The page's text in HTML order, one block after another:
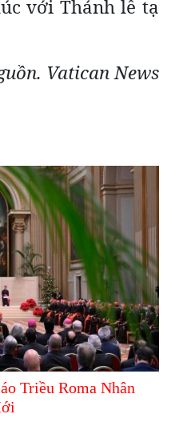
với Thánh lễ tạ
Vatican News
Triều Roma Nhân